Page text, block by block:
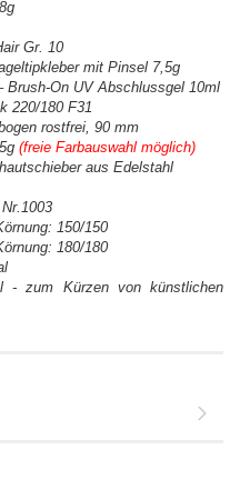
Gr. 10
mit Pinsel 7,5g
On UV Abschlussgel 10ml
220/180 F31
rostfrei, 90 mm
(freie Farbauswahl möglich)
aus Edelstahl
150/150
180/180
zum Kürzen von künstlichen